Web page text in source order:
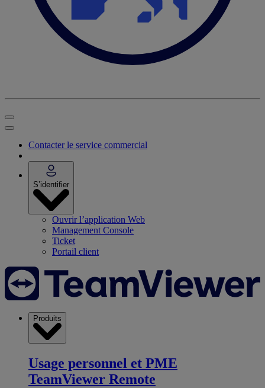
Contacter le service commercial
S’identifier
Ouvrir l’application Web
Management Console
Ticket
Portail client
Produits
Usage personnel et PME
TeamViewer Remote